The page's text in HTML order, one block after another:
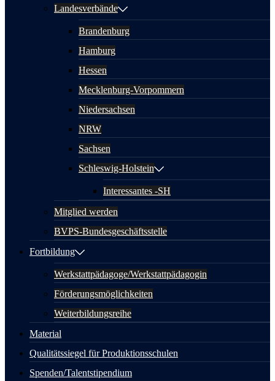
Landesverbände
Brandenburg
Hamburg
Hessen
Mecklenburg-Vorpommern
Niedersachsen
NRW
Sachsen
Schleswig-Holstein
Interessantes -SH
Mitglied werden
BVPS-Bundesgeschäftsstelle
Fortbildung
Werkstattpädagoge/Werkstattpädagogin
Förderungsmöglichkeiten
Weiterbildungsreihe
Material
Qualitätssiegel für Produktionsschulen
Spenden/Talentstipendium